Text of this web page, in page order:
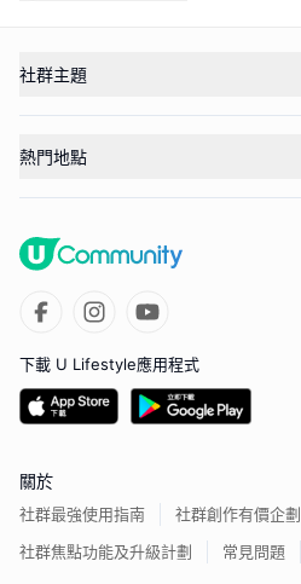
社群主題
熱門地點
下載 U Lifestyle應用程式
關於
社群最強使用指南
社群創作有價企劃
社群焦點功能及升級計劃
常見問題